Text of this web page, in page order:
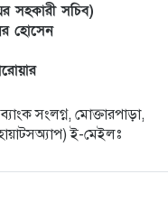
লেখক রহিছ কে প্রধান
বিজিবির অনুদান
উদ্যোগ,
সহকারী সচিব)
হোসেন
সংলগ্ন, মোক্তারপাড়া,
ই-মেইলঃ